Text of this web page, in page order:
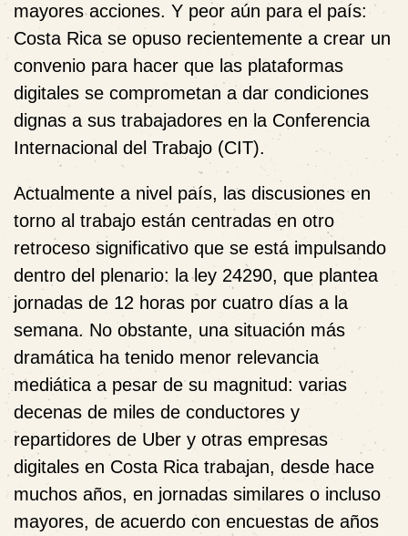
mayores acciones. Y peor aún para el país:
Costa Rica se opuso recientemente a crear un
convenio para hacer que las plataformas
digitales se comprometan a dar condiciones
dignas a sus trabajadores en la Conferencia
Internacional del Trabajo (CIT).
Actualmente a nivel país, las discusiones en
torno al trabajo están centradas en otro
retroceso significativo que se está impulsando
dentro del plenario: la ley 24290, que plantea
jornadas de 12 horas por cuatro días a la
semana. No obstante, una situación más
dramática ha tenido menor relevancia
mediática a pesar de su magnitud: varias
decenas de miles de conductores y
repartidores de Uber y otras empresas
digitales en Costa Rica trabajan, desde hace
muchos años, en jornadas similares o incluso
mayores, de acuerdo con encuestas de años